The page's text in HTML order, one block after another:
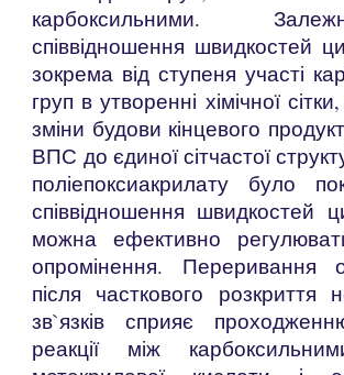
карбоксильними.
співвідношення швидкостей
зокрема від ступеня участі
груп в утворенні хімічної
зміни будови кінцевого
ВПС до єдиної сітчастої
поліепоксиакрилату було
співвідношення швидкостей
можна ефективно
опромінення. Переривання
після часткового розкриття
зв`язків сприяє
реакції між